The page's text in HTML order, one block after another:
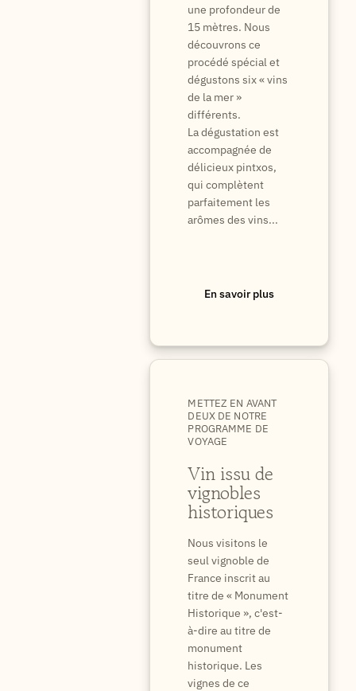
une profondeur de
15 mètres. Nous
découvrons ce
procédé spécial et
dégustons six « vins
de la mer »
différents.
La dégustation est
accompagnée de
délicieux pintxos,
qui complètent
parfaitement les
arômes des vins...
En savoir plus
METTEZ EN AVANT
DEUX DE NOTRE
PROGRAMME DE
VOYAGE
Vin issu de
vignobles
historiques
Nous visitons le
seul vignoble de
France inscrit au
titre de « Monument
Historique », c'est-
à-dire au titre de
monument
historique. Les
vignes de ce